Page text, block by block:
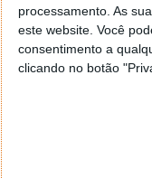
processamento. As
este website. Você
consentimento a
clicando no botão
Se um agente
não autorizado à
potencialmente
maliciosas, como